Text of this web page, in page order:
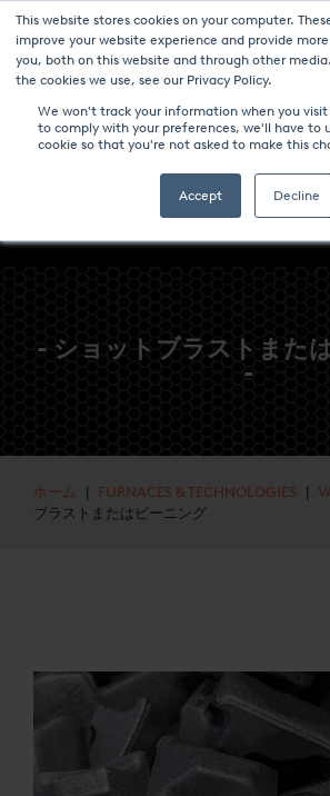
This website stores cookies on your computer.
improve your website experience and provide
you, both on this website and through other
the cookies we use, see our Privacy Policy.
We won't track your information when you
to comply with your preferences, we'll have to
cookie so that you're not asked to make this
Accept Decline
パンフレットのダウンロード-
コンタクト
- ショットブラストまた
-
ホーム FURNACES & TECHNOLOGIES
ブラストまたはピーニング